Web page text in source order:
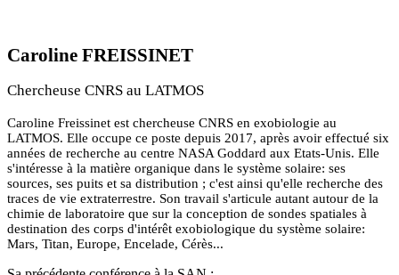
Caroline FREISSINET
Chercheuse CNRS au LATMOS
Caroline Freissinet est chercheuse CNRS en exobiologie au
LATMOS. Elle occupe ce poste depuis 2017, après avoir effectué six
années de recherche au centre NASA Goddard aux Etats-Unis. Elle
s'intéresse à la matière organique dans le système solaire: ses
sources, ses puits et sa distribution ; c'est ainsi qu'elle recherche des
traces de vie extraterrestre. Son travail s'articule autant autour de la
chimie de laboratoire que sur la conception de sondes spatiales à
destination des corps d'intérêt exobiologique du système solaire:
Mars, Titan, Europe, Encelade, Cérès...